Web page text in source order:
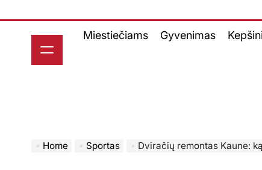
Miestiečiams Gyvenimas
Home Sportas Dviračių remontas Kaune: